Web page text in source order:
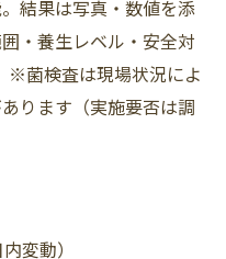
結果は写真・数値を添
・養生レベル・安全対
※菌検査は現場状況によ
ります（実施要否は調
変動）